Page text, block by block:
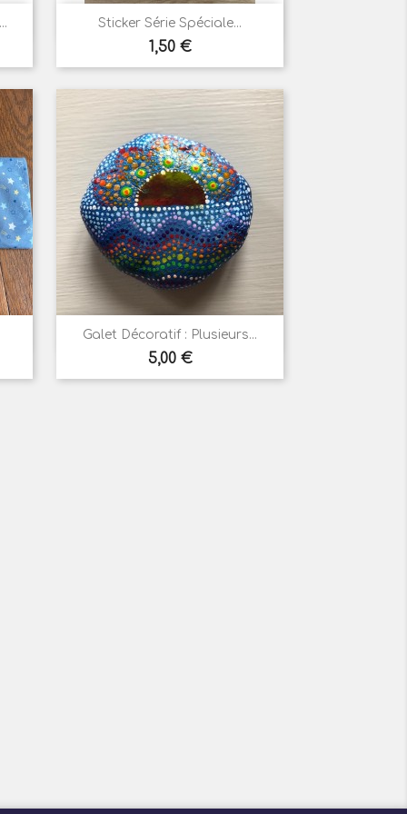
Sticker Série Spéciale...
Prix
1,50 €
Aperçu rapide
Galet Décoratif : Plusieurs...
Prix
5,00 €
Aperçu rapide